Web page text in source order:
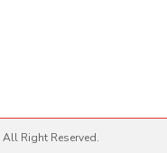
Right Reserved.